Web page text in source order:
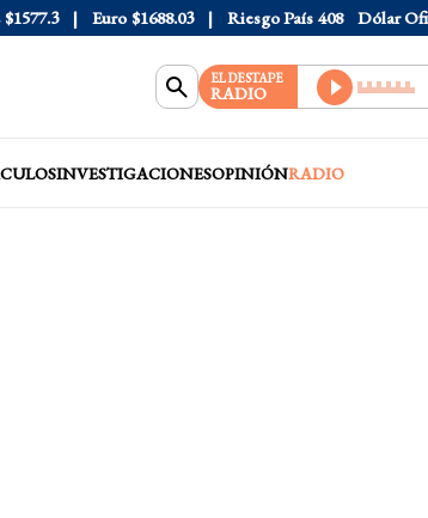
Euro $1688.03 Riesgo País 408 Dólar Oficial
EL DESTAPE
RADIO
INVESTIGACIONESOPINIÓNRADIO